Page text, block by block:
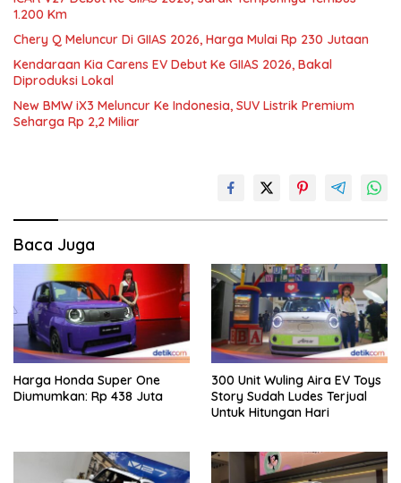
1.200 Km
Chery Q Meluncur Di GIIAS 2026, Harga Mulai Rp 230 Jutaan
Kendaraan Kia Carens EV Debut Ke GIIAS 2026, Bakal
Diproduksi Lokal
New BMW iX3 Meluncur Ke Indonesia, SUV Listrik Premium
Seharga Rp 2,2 Miliar
Baca Juga
Harga Honda Super One
Diumumkan: Rp 438 Juta
300 Unit Wuling Aira EV Toys
Story Sudah Ludes Terjual
Untuk Hitungan Hari